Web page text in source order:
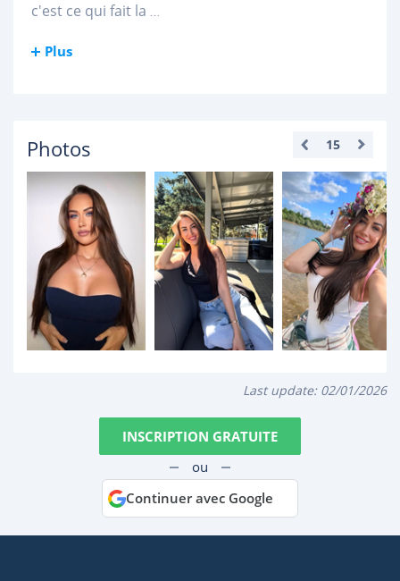
c'est ce qui fait la ...
Plus
Photos 15
Last update: 02/01/2026
INSCRIPTION GRATUITE
ou
Continuer avec Google